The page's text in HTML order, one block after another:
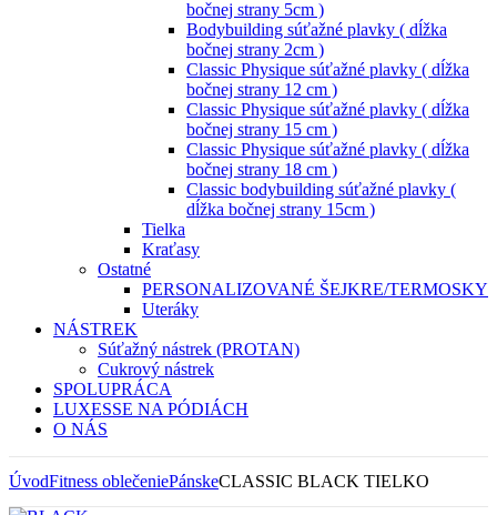
bočnej strany 5cm )
Bodybuilding súťažné plavky ( dĺžka
bočnej strany 2cm )
Classic Physique súťažné plavky ( dĺžka
bočnej strany 12 cm )
Classic Physique súťažné plavky ( dĺžka
bočnej strany 15 cm )
Classic Physique súťažné plavky ( dĺžka
bočnej strany 18 cm )
Classic bodybuilding súťažné plavky (
dĺžka bočnej strany 15cm )
Tielka
Kraťasy
Ostatné
PERSONALIZOVANÉ ŠEJKRE/TERMOSKY
Uteráky
NÁSTREK
Súťažný nástrek (PROTAN)
Cukrový nástrek
SPOLUPRÁCA
LUXESSE NA PÓDIÁCH
O NÁS
ÚvodFitness oblečeniePánskeCLASSIC BLACK TIELKO